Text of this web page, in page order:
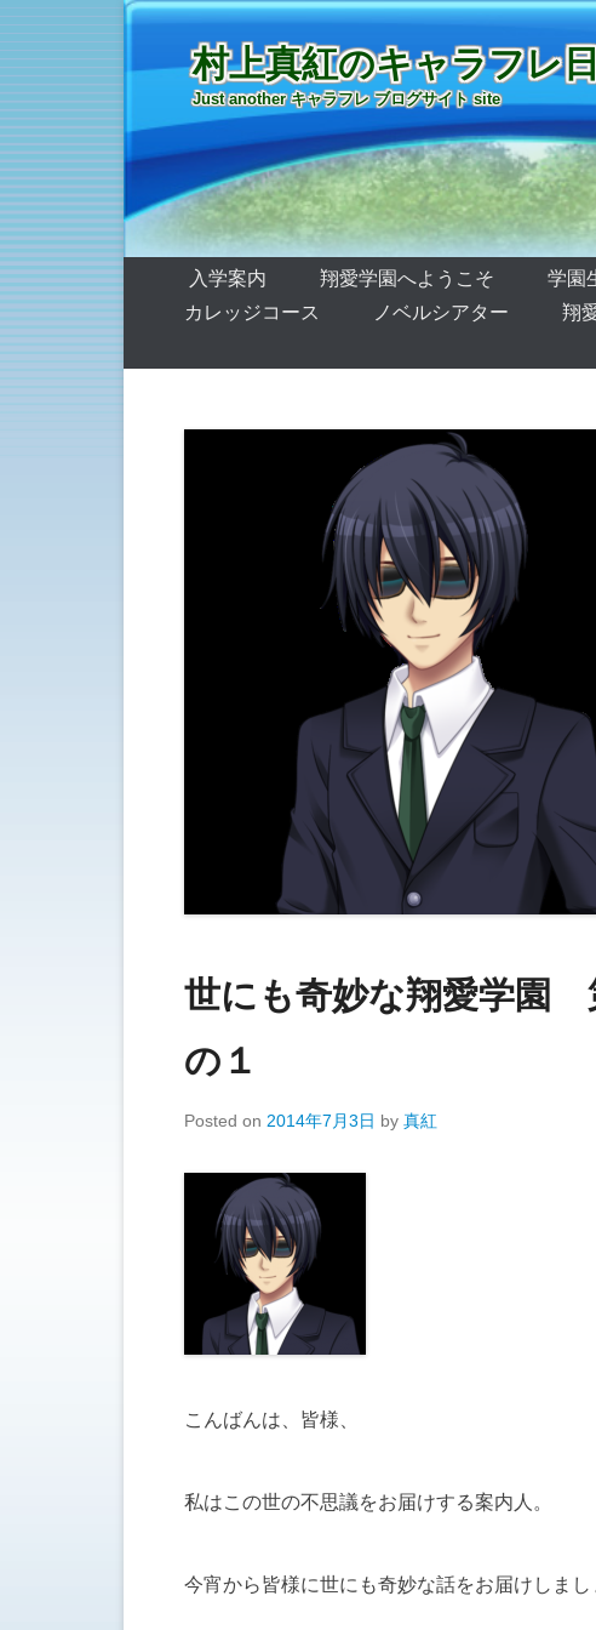
村上真紅のキャラフレ
Just another キャラフレ ブログサイト site
第1メニュー
コンテンツへ移動
入学案内 翔愛学園へようこそ 学園
カレッジコース
ノベルシアター 翔
世にも奇妙な翔愛学園
の１
Posted on 2014年7月3日 by 真紅
こんばんは、皆様、
私はこの世の不思議をお届けする案内人。
今宵から皆様に世にも奇妙な話をお届けしまし